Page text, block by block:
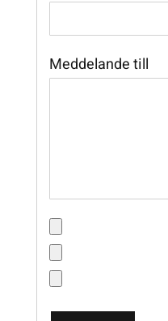
Meddelande till